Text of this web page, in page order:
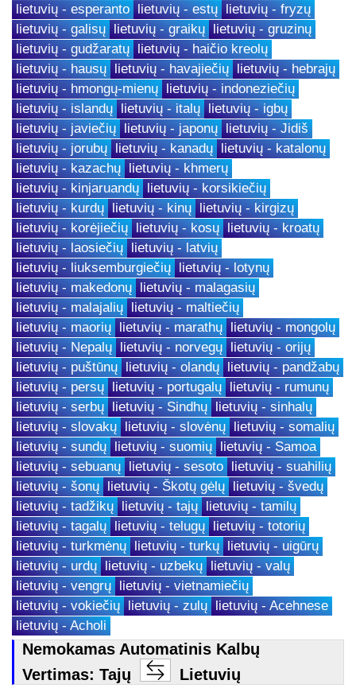
lietuvių - esperanto lietuvių - estų lietuvių - fryzų
lietuvių - galisų lietuvių - graikų lietuvių - gruzinų
lietuvių - gudžaratų lietuvių - haičio kreolų
lietuvių - hausų lietuvių - havajiečių lietuvių - hebrajų
lietuvių - hmongų-mienų lietuvių - indoneziečių
lietuvių - islandų lietuvių - italų lietuvių - igbų
lietuvių - javiečių lietuvių - japonų lietuvių - Jidiš
lietuvių - jorubų lietuvių - kanadų lietuvių - katalonų
lietuvių - kazachų lietuvių - khmerų
lietuvių - kinjaruandų lietuvių - korsikiečių
lietuvių - kurdų lietuvių - kinų lietuvių - kirgizų
lietuvių - korėjiečių lietuvių - kosų lietuvių - kroatų
lietuvių - laosiečių lietuvių - latvių
lietuvių - liuksemburgiečių lietuvių - lotynų
lietuvių - makedonų lietuvių - malagasių
lietuvių - malajalių lietuvių - maltiečių
lietuvių - maorių lietuvių - marathų lietuvių - mongolų
lietuvių - Nepalų lietuvių - norvegų lietuvių - orijų
lietuvių - puštūnų lietuvių - olandų lietuvių - pandžabų
lietuvių - persų lietuvių - portugalų lietuvių - rumunų
lietuvių - serbų lietuvių - Sindhų lietuvių - sinhalų
lietuvių - slovakų lietuvių - slovėnų lietuvių - somalių
lietuvių - sundų lietuvių - suomių lietuvių - Samoa
lietuvių - sebuanų lietuvių - sesoto lietuvių - suahilių
lietuvių - šonų lietuvių - Škotų gėlų lietuvių - švedų
lietuvių - tadžikų lietuvių - tajų lietuvių - tamilų
lietuvių - tagalų lietuvių - telugų lietuvių - totorių
lietuvių - turkmėnų lietuvių - turkų lietuvių - uigūrų
lietuvių - urdų lietuvių - uzbekų lietuvių - valų
lietuvių - vengrų lietuvių - vietnamiečių
lietuvių - vokiečių lietuvių - zulų lietuvių - Acehnese
lietuvių - Acholi
Nemokamas Automatinis Kalbų
Vertimas: Tajų
Lietuvių